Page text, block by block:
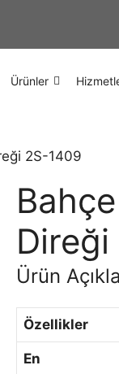
Ürünler
2S-1409
Ürün
Özellikler
En